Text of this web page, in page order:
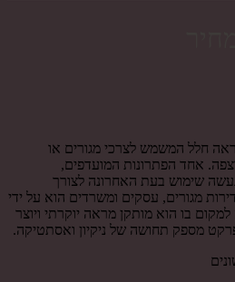
חלל המשמש לצרכי מגורים או
אחד הפתרונות המועדפים,
שימוש בעת האחרונה לצורך
מגורים, עסקים ומשרדים הוא על ידי
בו הוא מותקן מראה יוקרתי ויוצר
מספק תחושה של ניקיון ואסתטיקה.